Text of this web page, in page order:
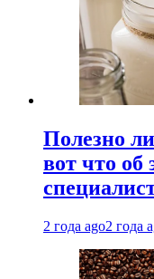
Полезно
вот что об
2 года ago2 года